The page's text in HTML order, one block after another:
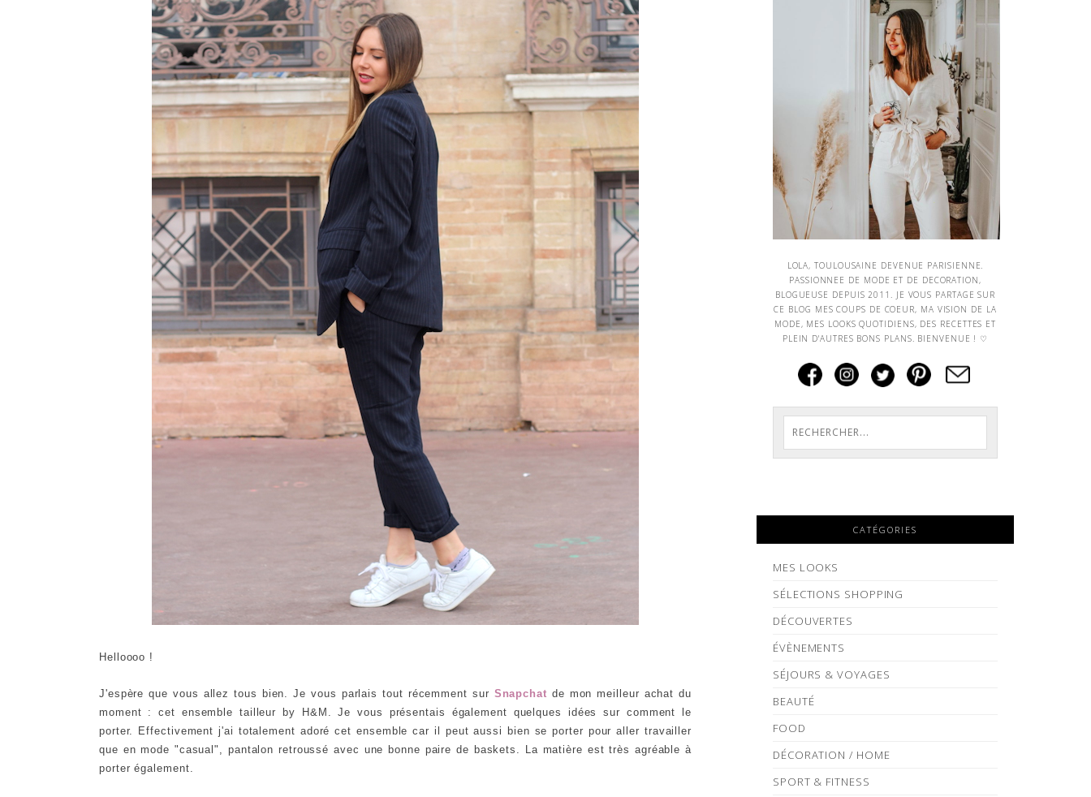
Helloooo !
J'espère que vous allez tous bien. Je vous parlais tout récemment sur Snapchat de mon meilleur achat du
moment : cet ensemble tailleur by H&M. Je vous présentais également quelques idées sur comment le
porter. Effectivement j'ai totalement adoré cet ensemble car il peut aussi bien se porter pour aller travailler
que en mode "casual", pantalon retroussé avec une bonne paire de baskets. La matière est très agréable à
porter également.
LOLA, TOULOUSAINE DEVENUE PARISIENNE.
PASSIONNEE DE MODE ET DE DECORATION,
BLOGUEUSE DEPUIS 2011. JE VOUS PARTAGE SUR
CE BLOG MES COUPS DE COEUR, MA VISION DE LA
MODE, MES LOOKS QUOTIDIENS, DES RECETTES ET
PLEIN D'AUTRES BONS PLANS. BIENVENUE ! ♡
CATÉGORIES
MES LOOKS
SÉLECTIONS SHOPPING
DÉCOUVERTES
ÉVÈNEMENTS
SÉJOURS & VOYAGES
BEAUTÉ
FOOD
DÉCORATION / HOME
SPORT & FITNESS